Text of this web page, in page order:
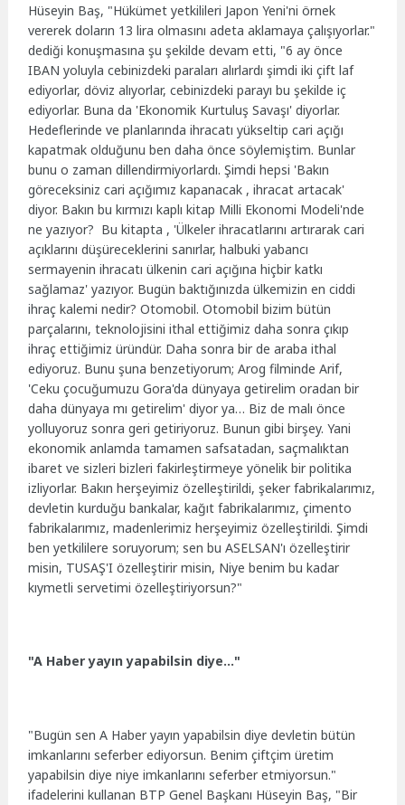
Hüseyin Baş, "Hükümet yetkilileri Japon Yeni'ni örnek
vererek doların 13 lira olmasını adeta aklamaya çalışıyorlar."
dediği konuşmasına şu şekilde devam etti, "6 ay önce
IBAN yoluyla cebinizdeki paraları alırlardı şimdi iki çift laf
ediyorlar, döviz alıyorlar, cebinizdeki parayı bu şekilde iç
ediyorlar. Buna da 'Ekonomik Kurtuluş Savaşı' diyorlar.
Hedeflerinde ve planlarında ihracatı yükseltip cari açığı
kapatmak olduğunu ben daha önce söylemiştim. Bunlar
bunu o zaman dillendirmiyorlardı. Şimdi hepsi 'Bakın
göreceksiniz cari açığımız kapanacak , ihracat artacak'
diyor. Bakın bu kırmızı kaplı kitap Milli Ekonomi Modeli'nde
ne yazıyor? Bu kitapta , 'Ülkeler ihracatlarını artırarak cari
açıklarını düşüreceklerini sanırlar, halbuki yabancı
sermayenin ihracatı ülkenin cari açığına hiçbir katkı
sağlamaz' yazıyor. Bugün baktığınızda ülkemizin en ciddi
ihraç kalemi nedir? Otomobil. Otomobil bizim bütün
parçalarını, teknolojisini ithal ettiğimiz daha sonra çıkıp
ihraç ettiğimiz üründür. Daha sonra bir de araba ithal
ediyoruz. Bunu şuna benzetiyorum; Arog filminde Arif,
'Ceku çocuğumuzu Gora'da dünyaya getirelim oradan bir
daha dünyaya mı getirelim' diyor ya… Biz de malı önce
yolluyoruz sonra geri getiriyoruz. Bunun gibi birşey. Yani
ekonomik anlamda tamamen safsatadan, saçmalıktan
ibaret ve sizleri bizleri fakirleştirmeye yönelik bir politika
izliyorlar. Bakın herşeyimiz özelleştirildi, şeker fabrikalarımız,
devletin kurduğu bankalar, kağıt fabrikalarımız, çimento
fabrikalarımız, madenlerimiz herşeyimiz özelleştirildi. Şimdi
ben yetkililere soruyorum; sen bu ASELSAN'ı özelleştirir
misin, TUSAŞ'I özelleştirir misin, Niye benim bu kadar
kıymetli servetimi özelleştiriyorsun?"
"A Haber yayın yapabilsin diye…"
"Bugün sen A Haber yayın yapabilsin diye devletin bütün
imkanlarını seferber ediyorsun. Benim çiftçim üretim
yapabilsin diye niye imkanlarını seferber etmiyorsun."
ifadelerini kullanan BTP Genel Başkanı Hüseyin Baş, "Bir